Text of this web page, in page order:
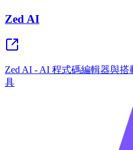
Zed AI
Zed AI - AI 程式碼編輯器與
具